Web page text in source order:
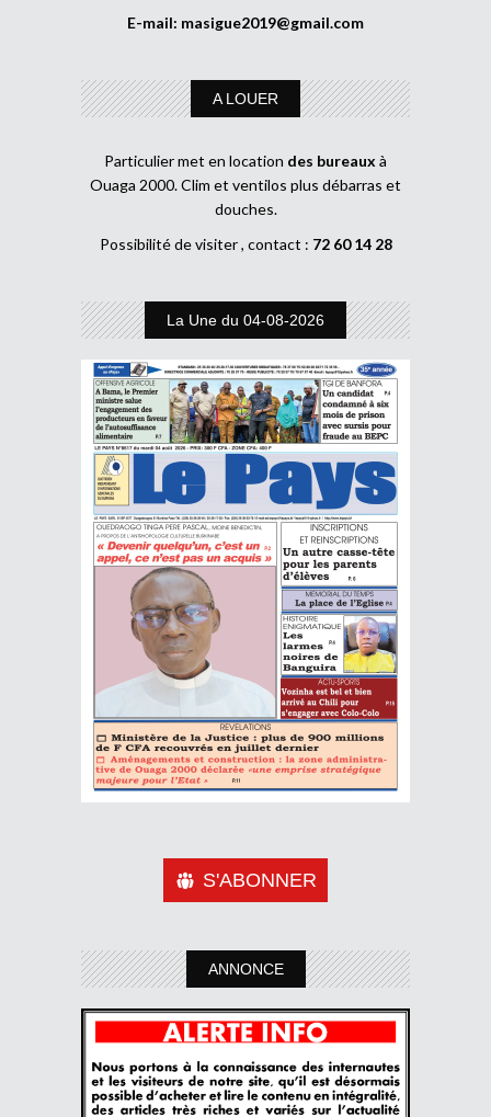
E-mail: masigue2019@gmail.com
A LOUER
Particulier met en location des bureaux à
Ouaga 2000. Clim et ventilos plus débarras et
douches.
Possibilité de visiter , contact : 72 60 14 28
La Une du 04-08-2026
S'ABONNER
ANNONCE